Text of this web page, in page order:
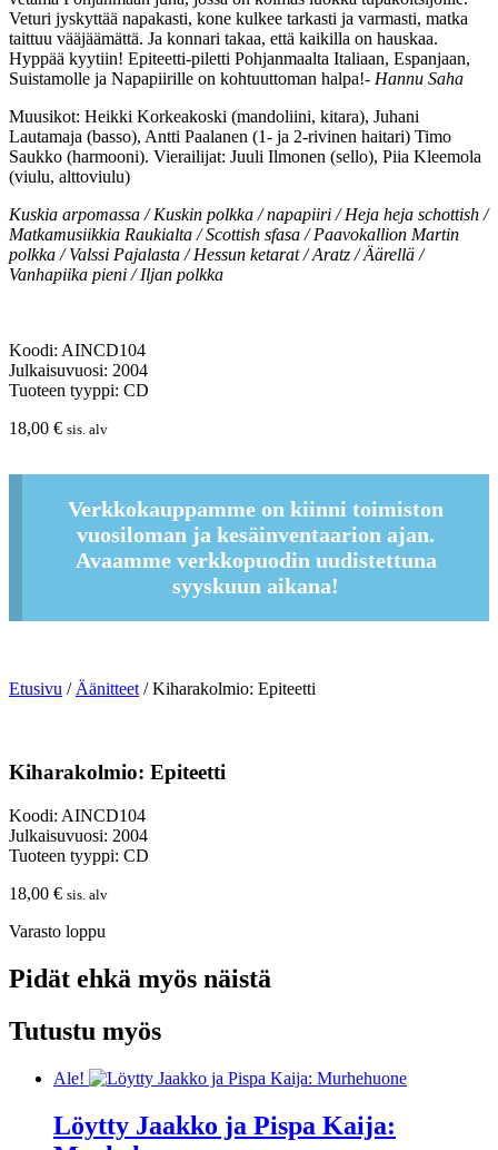
Veturi jyskyttää napakasti, kone kulkee tarkasti ja varmasti, matka
taittuu vääjäämättä. Ja konnari takaa, että kaikilla on hauskaa.
Hyppää kyytiin! Epiteetti-piletti Pohjanmaalta Italiaan, Espanjaan,
Suistamolle ja Napapiirille on kohtuuttoman halpa!- Hannu Saha
Muusikot: Heikki Korkeakoski (mandoliini, kitara), Juhani
Lautamaja (basso), Antti Paalanen (1- ja 2-rivinen haitari) Timo
Saukko (harmooni). Vierailijat: Juuli Ilmonen (sello), Piia Kleemola
(viulu, alttoviulu)
Kuskia arpomassa / Kuskin polkka / napapiiri / Heja heja schottish /
Matkamusiikkia Raukialta / Scottish sfasa / Paavokallion Martin
polkka / Valssi Pajalasta / Hessun ketarat / Aratz / Äärellä /
Vanhapiika pieni / Iljan polkka
Koodi: AINCD104
Julkaisuvuosi: 2004
Tuoteen tyyppi: CD
18,00 € sis. alv
Verkkokauppamme on kiinni toimiston
vuosiloman ja kesäinventaarion ajan.
Avaamme verkkopuodin uudistettuna
syyskuun aikana!
Etusivu /Äänitteet/ Kiharakolmio: Epiteetti
Kiharakolmio: Epiteetti
Koodi: AINCD104
Julkaisuvuosi: 2004
Tuoteen tyyppi: CD
18,00 € sis. alv
Varasto loppu
Pidät ehkä myös näistä
Tutustu myös
Ale!
Löytty Jaakko ja Pispa Kaija: